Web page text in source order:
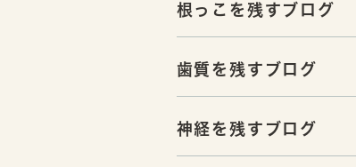
根っこを残すブログ
歯質を残すブログ
神経を残すブログ